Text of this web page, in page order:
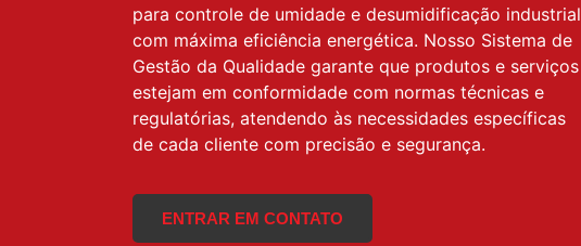
para controle de umidade e desumidificação industrial
com máxima eficiência energética. Nosso Sistema de
Gestão da Qualidade garante que produtos e serviços
estejam em conformidade com normas técnicas e
regulatórias, atendendo às necessidades específicas
de cada cliente com precisão e segurança.
ENTRAR EM CONTATO